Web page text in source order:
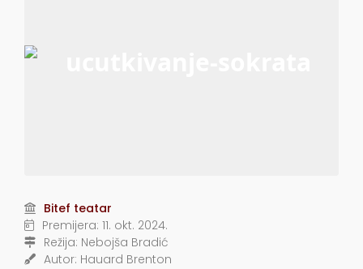
Bitef teatar
Premijera: 11. okt. 2024.
Režija: Nebojša Bradić
Autor: Hauard Brenton